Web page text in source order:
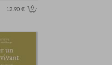
12.90 €